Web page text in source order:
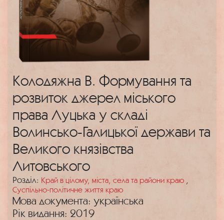
Колодяжна В. Формування та
розвиток джерел міського
права Луцька у складі
Волинсько-Галицької держави та
Великого князівства
Литовського
Розділ: Край в цілому, міста, села та райони краю
Суспільно-політичне життя краю
Мова документа: українська
Рік видання: 2019